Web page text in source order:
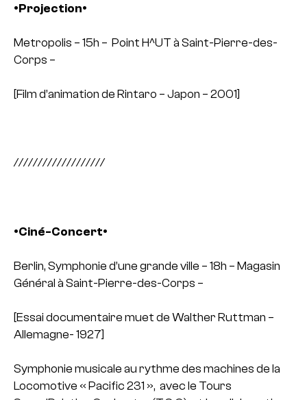
•Projection•
Metropolis – 15h – Point H^UT à Saint-Pierre-des-
Corps –
[Film d’animation de Rintaro – Japon – 2001]
///////////////////
•Ciné-Concert•
Berlin, Symphonie d’une grande ville – 18h – Magasin
Général à Saint-Pierre-des-Corps –
[Essai documentaire muet de Walther Ruttman –
Allemagne- 1927]
Symphonie musicale au rythme des machines de la
Locomotive « Pacific 231 », avec le Tours